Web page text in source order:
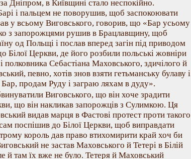
Дніпром, в Київщині стало неспокійно.
і пальцем не поворушив, щоб заспокоювати
у всьому Виговського, говорив, що «Бар усьому
з запорожцями рушив в Брацлавщину, щоб
од Польщі і послав вперед загін під приводом
Білої Церкви, де його розбили польські жовніри
полковника Себастіана Маховського, здичілого й
певно, хотів знов взяти гетьманську булаву і
продам Руду і заграю ляхам в дуду».
Виговського, що він хоче зрадити
що він накликав запорожців з Сулимкою. Ця
видав марця в Фастові протест проти такого
сам поспішив до Білої Церкви, щоб виправдати
король дав право втихомирити край хоч би
не застав Маховського й Тетері в Білій
й там їх вже не було. Тетеря й Маховський